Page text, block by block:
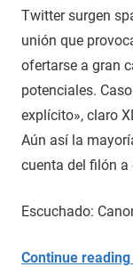
Twitter surgen
unión que
ofertarse a gran
potenciales.
explícito», claro
Aún así la
cuenta del filón a
Escuchado:
Continue reading